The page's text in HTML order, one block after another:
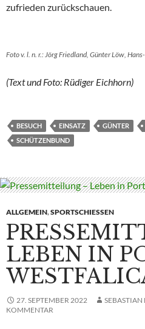
zufrieden zurückschauen.
Foto v. l. n. r.: Jörg Friedland, Günter Löw,
(Text und Foto: Rüdiger Eichhorn)
BESUCH EINSATZ GÜNTER
SCHÜTZENBUND
ALLGEMEIN,SPORTSCHIESSEN
LEBEN IN
27. SEPTEMBER 2022 SEBASTIAN
KOMMENTAR